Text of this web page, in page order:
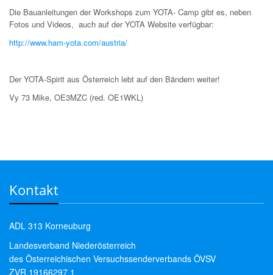
Die Bauanleitungen der Workshops zum YOTA- Camp gibt es, neben
Fotos und Videos, auch auf der YOTA Website verfügbar:
http://www.ham-yota.com/austria/
Der YOTA-Spirit aus Österreich lebt auf den Bändern weiter!
Vy 73 Mike, OE3MZC (red. OE1WKL)
Kontakt
ADL 313 Korneuburg
Landesverband Niederösterreich
des Österreichischen Versuchssenderverbands ÖVSV
ZVR 19166297 1